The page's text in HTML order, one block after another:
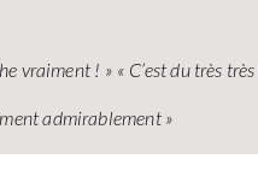
vraiment ! » « C’est du très
admirablement »